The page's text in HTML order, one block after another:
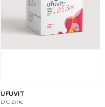
UFUVIT
D C Zinc